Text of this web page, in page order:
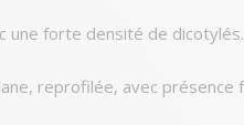
une forte densité de
reprofilée, avec présence